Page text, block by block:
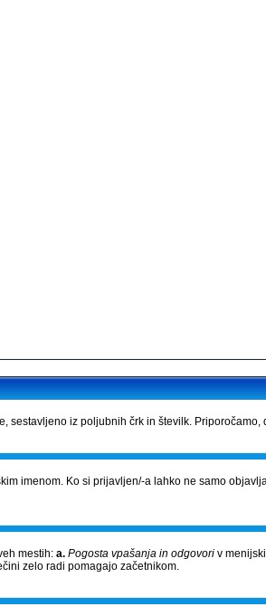
iz poljubnih črk in številk. Priporočamo,
imenom. Ko si prijavljen/-a lahko ne samo
mestih: a. Pogosta vpašanja in odgovori v
zelo radi pomagajo začetnikom.